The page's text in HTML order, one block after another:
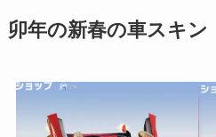
卯年の新春の車スキン